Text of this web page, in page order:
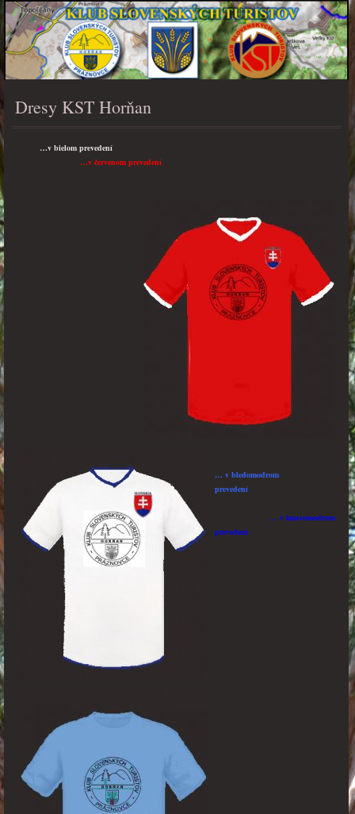
PONUKA
Dresy KST Horňan
…v bielom prevedení
…v červenom prevedení
… v bledomodrom
prevedení
… v tmavomodrom
prevedení